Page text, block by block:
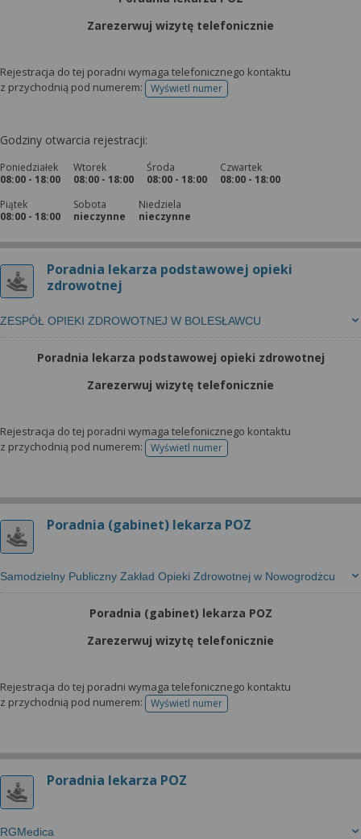
Zarezerwuj wizytę telefonicznie
Rejestracja do tej poradni wymaga telefonicznego kontaktu
z przychodnią pod numerem:
Wyświetl numertelefonu do rejestracji
Godziny otwarcia rejestracji:
Poniedziałek
08:00 - 18:00
Wtorek
08:00 - 18:00
Środa
08:00 - 18:00
Czwartek
08:00 - 18:00
Piątek
08:00 - 18:00
Sobota
nieczynne
Niedziela
nieczynne
Poradnia lekarza podstawowej opieki
zdrowotnej
ZESPÓŁ OPIEKI ZDROWOTNEJ W BOLESŁAWCU
Poradnia lekarza podstawowej opieki zdrowotnej
Zarezerwuj wizytę telefonicznie
Rejestracja do tej poradni wymaga telefonicznego kontaktu
z przychodnią pod numerem:
Wyświetl numertelefonu do rejestracji
Poradnia (gabinet) lekarza POZ
Samodzielny Publiczny Zakład Opieki Zdrowotnej w Nowogrodżcu
Poradnia (gabinet) lekarza POZ
Zarezerwuj wizytę telefonicznie
Rejestracja do tej poradni wymaga telefonicznego kontaktu
z przychodnią pod numerem:
Wyświetl numertelefonu do rejestracji
Poradnia lekarza POZ
RGMedica
możesz też wycofać zgodę na przetwarzanie Twoich
danych tylko w niektórych celach. Jeżeli chcesz
konfigurację szczegółową, to możesz tego dokonać
za pomocą „Ustawień zaawansowanych”.
narzędzi zewnętrznych w naszym serwisie
znajdziesz w Regulaminie Serwisu.